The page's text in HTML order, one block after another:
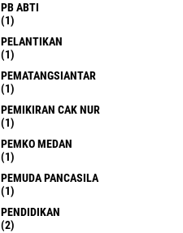
PB ABTI
(1)
PELANTIKAN
(1)
PEMATANGSIANTAR
(1)
PEMIKIRAN CAK NUR
(1)
PEMKO MEDAN
(1)
PEMUDA PANCASILA
(1)
PENDIDIKAN
(2)